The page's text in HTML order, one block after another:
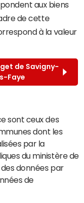
aux biens
de cette
à la valeur
de Savigny-
Faye
sont ceux des
dont les
par la
du ministère de
des données par
de